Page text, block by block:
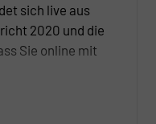
sich live aus
2020 und die
Sie online mit